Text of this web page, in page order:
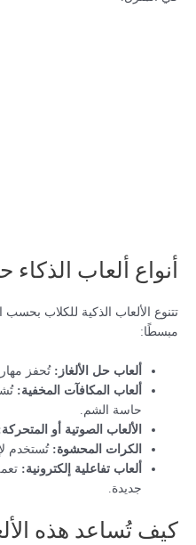
أنواع ألعاب
تتنوع الألعاب الذكية للكلاب بحسب
مبسطًا:
ألعاب حل الألغاز: تُحفز
ألعاب المكافآت المخفية:
حاسة الشم.
الألعاب الصوتية أو
الكرات المحشوة: تُستخدم
ألعاب تفاعلية إلكترونية:
جديدة.
كيف تُساعد هذه